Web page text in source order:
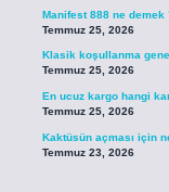
Manifest 888 ne demek
Temmuz 25, 2026
Klasik koşullanma
Temmuz 25, 2026
En ucuz kargo hangi
Temmuz 25, 2026
Kaktüsün açması için
Temmuz 23, 2026